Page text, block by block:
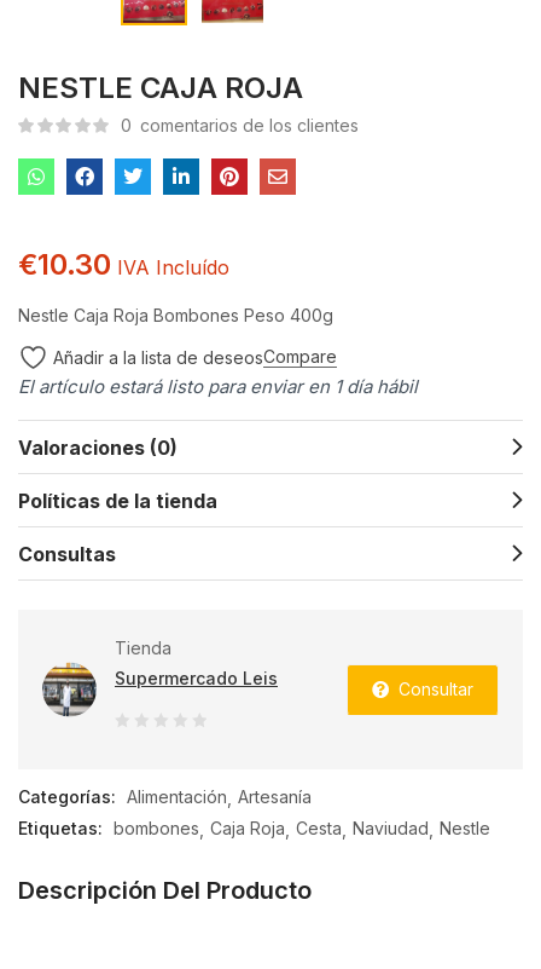
NESTLE CAJA ROJA
0 comentarios de los clientes
€10.30 IVA Incluído
Nestle Caja Roja Bombones Peso 400g
Añadir a la lista de deseosCompare
El artículo estará listo para enviar en 1 día hábil
Valoraciones (0)
Políticas de la tienda
Consultas
Tienda
Supermercado Leis
Consultar
Categorías: Alimentación Artesanía
Etiquetas: bombones Caja Roja Cesta Naviudad Nestle
Descripción Del Producto